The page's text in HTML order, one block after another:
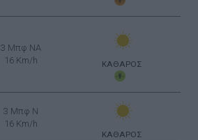
3 Μπφ NA
16 Km/h
ΚΑΘΑΡΟΣ
3 Μπφ N
16 Km/h
ΚΑΘΑΡΟΣ